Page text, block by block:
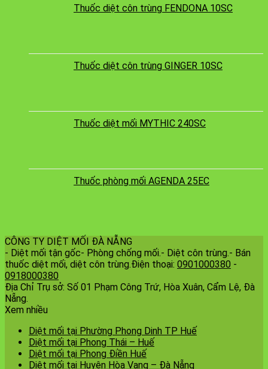
Thuốc diệt côn trùng FENDONA 10SC
Thuốc diệt côn trùng GINGER 10SC
Thuốc diệt mối MYTHIC 240SC
Thuốc phòng mối AGENDA 25EC
CÔNG TY DIỆT MỐI ĐÀ NẴNG
- Diệt mối tận gốc- Phòng chống mối.- Diệt côn trùng.- Bán
thuốc diệt mối, diệt côn trùng.Điện thoại: 0901000380 -
0918000380
Địa Chỉ Trụ sở: Số 01 Phạm Công Trứ, Hòa Xuân, Cẩm Lệ, Đà
Nẵng.
Xem nhiều
Diệt mối tại Phường Phong Dinh TP Huế
Diệt mối tại Phong Thái – Huế
Diệt mối tại Phong Điền Huế
Diệt mối tại Huyện Hòa Vang – Đà Nẵng